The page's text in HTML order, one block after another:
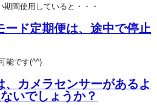
間使用していると・・・
ード定期便は、途中で停止
能です(^^)
、カメラセンサーがあるよ
いでしょうか？